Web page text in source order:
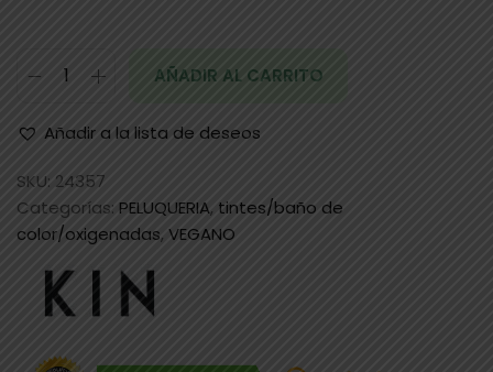
AÑADIR AL CARRITO
Añadir a la lista de deseos
SKU: 24357
Categorías: PELUQUERIA, tintes/baño de
color/oxigenadas, VEGANO